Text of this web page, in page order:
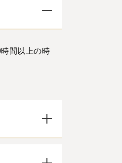
間以上の時